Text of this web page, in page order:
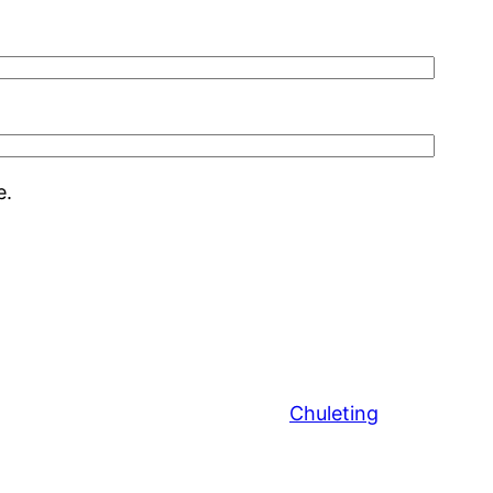
Chuleting